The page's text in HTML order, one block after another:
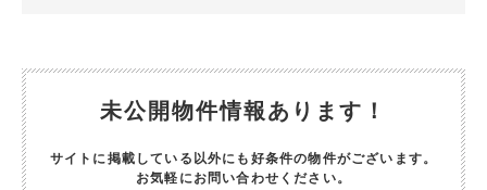
未公開物件情報あります！
サイトに掲載している以外にも好条件の物件がございます。
お気軽にお問い合わせください。